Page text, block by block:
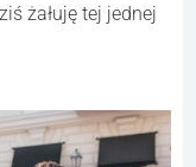
żałuję tej jednej